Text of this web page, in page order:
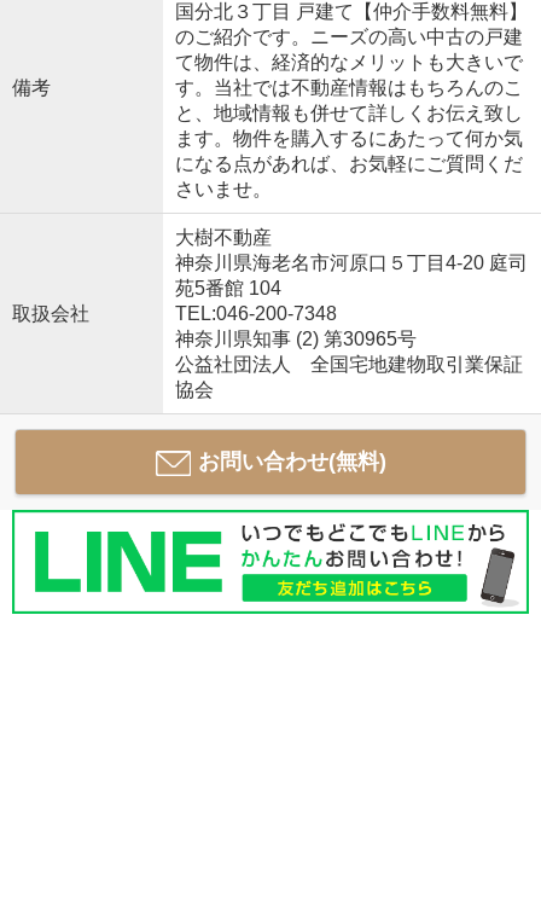
備考
国分北３丁目 戸建て【仲介手数料無料】
のご紹介です。ニーズの高い中古の戸建
て物件は、経済的なメリットも大きいで
す。当社では不動産情報はもちろんのこ
と、地域情報も併せて詳しくお伝え致し
ます。物件を購入するにあたって何か気
になる点があれば、お気軽にご質問くだ
さいませ。
取扱会社
大樹不動産
神奈川県海老名市河原口５丁目4-20 庭司
苑5番館 104
TEL:046-200-7348
神奈川県知事 (2) 第30965号
公益社団法人 全国宅地建物取引業保証
協会
お問い合わせ(無料)